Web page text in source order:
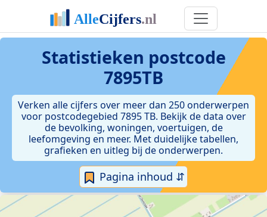
Statistieken postcode
7895TB
Verken alle cijfers over meer dan 250 onderwerpen
voor postcodegebied 7895 TB. Bekijk de data over
de bevolking, woningen, voertuigen, de
leefomgeving en meer. Met duidelijke tabellen,
grafieken en uitleg bij de onderwerpen.
Pagina inhoud ⇵